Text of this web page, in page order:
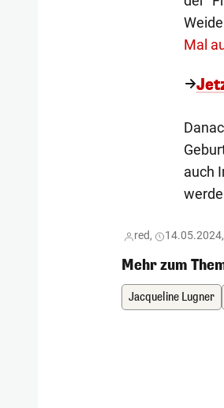
Mal
auch
red,
Mehr zum
Jacqueline Lugner